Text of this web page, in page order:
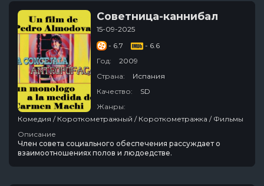
Советница-каннибал
15-09-2025
- 6.7
- 6.6
Год:
2009
Страна:
Испания
Качество:
SD
Жанры:
Комедия / Короткометражный / Короткометражка / Фильмы
Описание
Член совета социального обеспечения рассуждает о
взаимоотношениях полов и людоедстве.